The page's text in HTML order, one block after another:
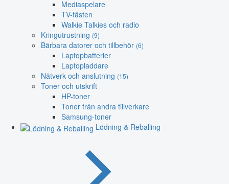
Mediaspelare
TV-fästen
Walkie Talkies och radio
Kringutrustning (9)
Bärbara datorer och tillbehör (6)
Laptopbatterier
Laptopladdare
Nätverk och anslutning (15)
Toner och utskrift
HP-toner
Toner från andra tillverkare
Samsung-toner
Lödning & Reballing